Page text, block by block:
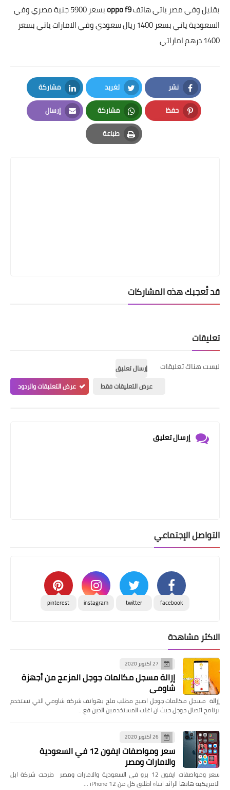
بقليل وفي مصر ياتي هاتفoppo f9
بسعر 5900 جنية مصري وفي
السعودية ياتي بسعر 1400 ريال سعودي وفي الامارات ياتي بسعر
1400 درهم اماراتي
نشر
Facebook
تغريد
Twitter
مشاركة
LinkedIn
حفظ
Pinterest
مشاركة
Whatsapp
إرسال
Email
طباعة
Print
قد تُعجبك هذه المشاركات
تعليقات
ليست هناك تعليقات
إرسال تعليق
عرض التعليقات فقط
عرض التعليقات والردود
إرسال تعليق
التواصل الإجتماعي
facebook
twitter
instagram
pinterest
الاكثر مشاهدة
27 أكتوبر 2020
إزالة مسجل مكالمات جوجل المزعج من أجهزة
شاومي
إزالة مسجل مكالمات جوجل اصبح مطلب ملح بهواتف شركة شاومي التي تستخدم
برنامج اتصال جوجل حيث ان اغلب المستخدمين الذين فع…
26 أكتوبر 2020
سعر ومواصفات ايفون 12 في السعودية
والامارات ومصر
سعر ومواصفات ايفون 12 برو في السعودية والامارات ومصر طرحت شركة ابل
الامريكية هاتها الرائد اثناء اطلاق كل من iPhone 12 …